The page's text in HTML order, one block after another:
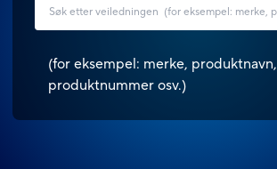
(for eksempel: merke, produktnavn,
produktnummer osv.)